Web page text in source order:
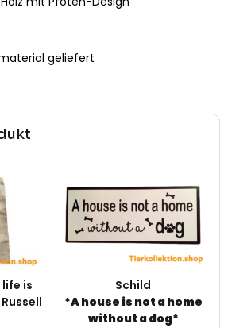
is
Schild
*A house is not a home
without a dog*
geliefert